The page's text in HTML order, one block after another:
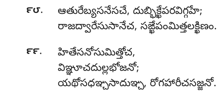
౯౮. ఆతురేబ్యసనేసచే, దుబ్భిక్ఖేపరవిగ్గహే;
రాజద్వారేసుసానేచ, సఙ్ఖేపంమిత్తలక్ఖిణం.
౯౯.
హితేసనోసుమిత్తోచ,
విఞ్ఞూచదుల్లభోజనో;
యథోసధఞ్చసాదుఞ్చ, రోగహారీచసజ్జనో.